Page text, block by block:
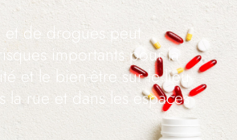
et de drogues peut
importants pour la
et le bien-être sur le lieu
la rue et dans les espaces